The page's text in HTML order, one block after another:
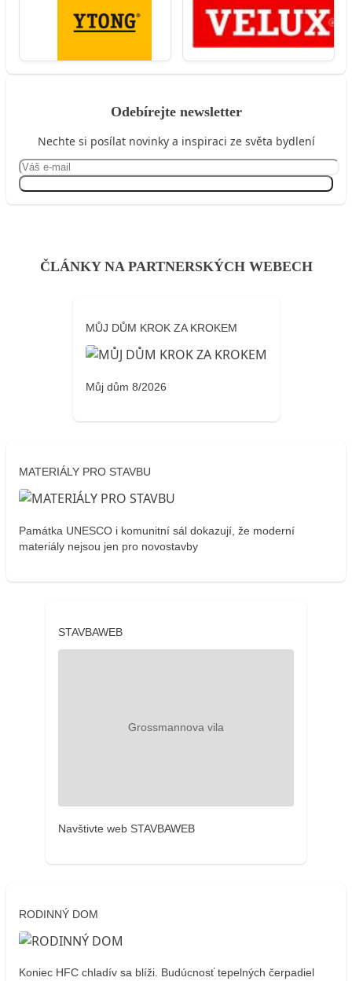
Odebírejte newsletter
Nechte si posílat novinky a inspiraci ze světa bydlení
ČLÁNKY NA PARTNERSKÝCH WEBECH
MŮJ DŮM KROK ZA KROKEM
Můj dům 8/2026
MATERIÁLY PRO STAVBU
Památka UNESCO i komunitní sál dokazují, že moderní
materiály nejsou jen pro novostavby
STAVBAWEB
Navštivte web STAVBAWEB
RODINNÝ DOM
Koniec HFC chladív sa blíži. Budúcnosť tepelných čerpadiel